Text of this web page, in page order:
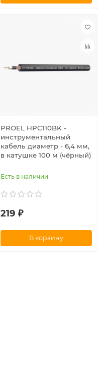
PROEL HPC110BK -
инструментальный
кабель диаметр - 6,4 мм,
в катушке 100 м (чёрный)
Есть в наличии
219 ₽
В корзину